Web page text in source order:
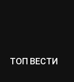
ТОП ВЕСТИ